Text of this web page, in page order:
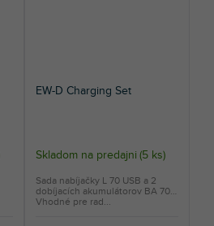
EW-D Charging Set
Skladom na predajni (5 ks)
Sada nabíjačky L 70 USB a 2
dobíjacích akumulátorov BA 70.
Vhodné pre rad...